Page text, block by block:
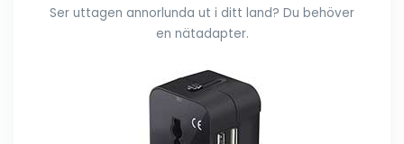
Ser uttagen annorlunda ut i ditt land? Du behöver
en nätadapter.